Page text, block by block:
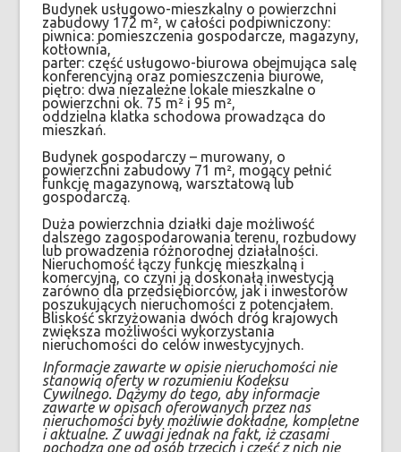
Budynek usługowo-mieszkalny o powierzchni
zabudowy 172 m², w całości podpiwniczony:
piwnica: pomieszczenia gospodarcze, magazyny,
kotłownia,
parter: część usługowo-biurowa obejmująca salę
konferencyjną oraz pomieszczenia biurowe,
piętro: dwa niezależne lokale mieszkalne o
powierzchni ok. 75 m² i 95 m²,
oddzielna klatka schodowa prowadząca do
mieszkań.
Budynek gospodarczy – murowany, o
powierzchni zabudowy 71 m², mogący pełnić
funkcję magazynową, warsztatową lub
gospodarczą.
Duża powierzchnia działki daje możliwość
dalszego zagospodarowania terenu, rozbudowy
lub prowadzenia różnorodnej działalności.
Nieruchomość łączy funkcję mieszkalną i
komercyjną, co czyni ją doskonałą inwestycją
zarówno dla przedsiębiorców, jak i inwestorów
poszukujących nieruchomości z potencjałem.
Bliskość skrzyżowania dwóch dróg krajowych
zwiększa możliwości wykorzystania
nieruchomości do celów inwestycyjnych.
Informacje zawarte w opisie nieruchomości nie
stanowią oferty w rozumieniu Kodeksu
Cywilnego. Dążymy do tego, aby informacje
zawarte w opisach oferowanych przez nas
nieruchomości były możliwie dokładne, kompletne
i aktualne. Z uwagi jednak na fakt, iż czasami
pochodzą one od osób trzecich i część z nich nie